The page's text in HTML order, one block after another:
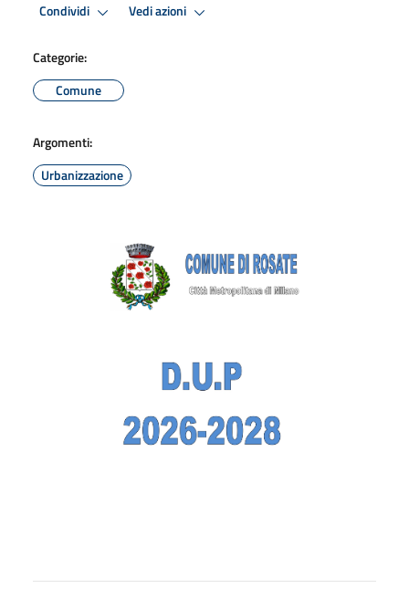
Condividi Vedi azioni
Categorie:
Comune
Argomenti:
Urbanizzazione